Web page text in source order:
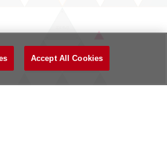
Accept All Cookies